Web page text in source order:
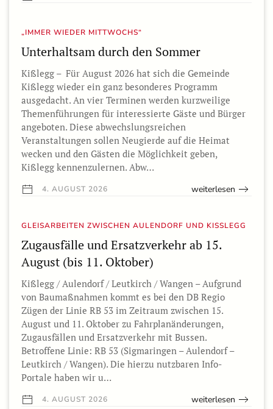
„IMMER WIEDER MITTWOCHS“
Unterhaltsam durch den Sommer
Kißlegg – Für August 2026 hat sich die Gemeinde
Kißlegg wieder ein ganz besonderes Programm
ausgedacht. An vier Terminen werden kurzweilige
Themenführungen für interessierte Gäste und Bürger
angeboten. Diese abwechslungsreichen
Veranstaltungen sollen Neugierde auf die Heimat
wecken und den Gästen die Möglichkeit geben,
Kißlegg kennenzulernen. Abw…
4. AUGUST 2026 weiterlesen
GLEISARBEITEN ZWISCHEN AULENDORF UND KISSLEGG
Zugausfälle und Ersatzverkehr ab 15.
August (bis 11. Oktober)
Kißlegg / Aulendorf / Leutkirch / Wangen – Aufgrund
von Baumaßnahmen kommt es bei den DB Regio
Zügen der Linie RB 53 im Zeitraum zwischen 15.
August und 11. Oktober zu Fahrplanänderungen,
Zugausfällen und Ersatzverkehr mit Bussen.
Betroffene Linie: RB 53 (Sigmaringen – Aulendorf –
Leutkirch / Wangen). Die hierzu nutzbaren Info-
Portale haben wir u…
4. AUGUST 2026 weiterlesen